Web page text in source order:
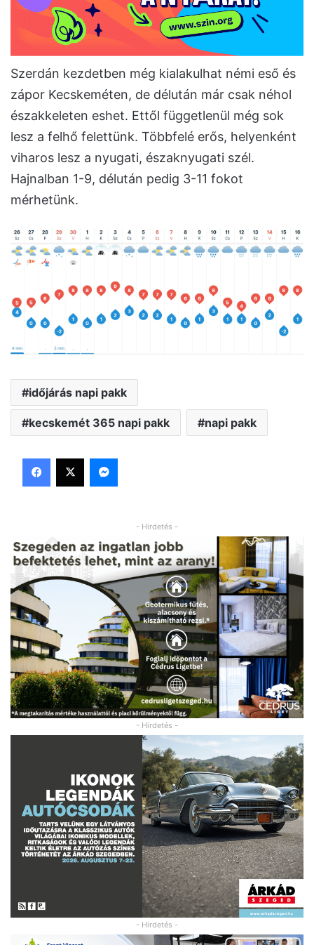
Szerdán kezdetben még kialakulhat némi eső és
zápor Kecskeméten, de délután már csak néhol
északkeleten eshet. Ettől függetlenül még sok
lesz a felhő felettünk. Többfelé erős, helyenként
viharos lesz a nyugati, északnyugati szél.
Hajnalban 1-9, délután pedig 3-11 fokot
mérhetünk.
időjárás napi pakk
kecskemét 365 napi pakk napi pakk
Facebook
X Messenger
- Hirdetés -
- Hirdetés -
- Hirdetés -